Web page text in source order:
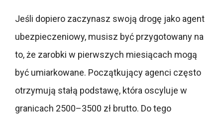
Jeśli dopiero zaczynasz swoją drogę jako agent
ubezpieczeniowy, musisz być przygotowany na
to, że zarobki w pierwszych miesiącach mogą
być umiarkowane. Początkujący agenci często
otrzymują stałą podstawę, która oscyluje w
granicach 2500–3500 zł brutto. Do tego